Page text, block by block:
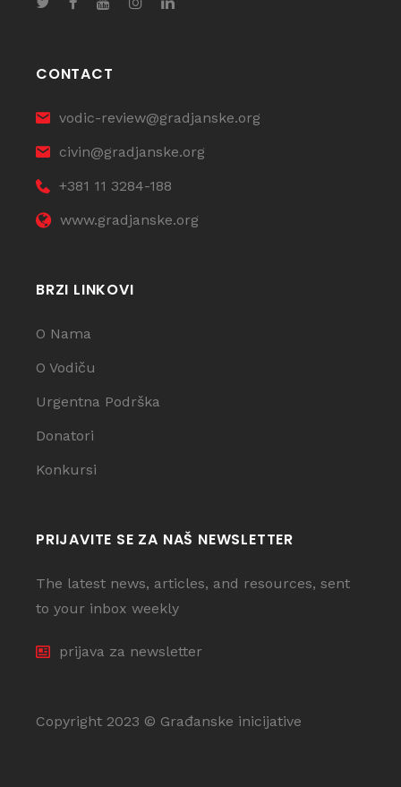
CONTACT
vodic-review@gradjanske.org
civin@gradjanske.org
+381 11 3284-188
www.gradjanske.org
BRZI LINKOVI
O Nama
O Vodiču
Urgentna Podrška
Donatori
Konkursi
PRIJAVITE SE ZA NAŠ NEWSLETTER
The latest news, articles, and resources, sent
to your inbox weekly
prijava za newsletter
Copyright 2023 © Građanske inicijative